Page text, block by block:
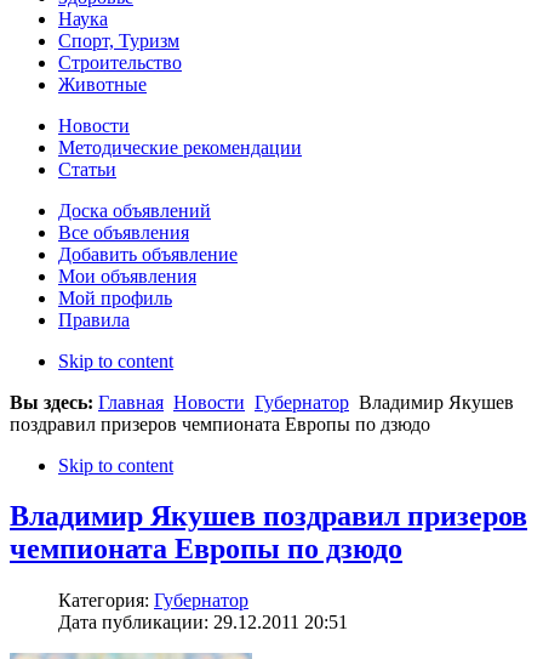
Наука
Спорт, Туризм
Строительство
Животные
Новости
Методические рекомендации
Статьи
Доска объявлений
Все объявления
Добавить объявление
Мои объявления
Мой профиль
Правила
Skip to content
Вы здесь: Главная Новости Губернатор Владимир Якушев
поздравил призеров чемпионата Европы по дзюдо
Skip to content
Владимир Якушев поздравил призеров
чемпионата Европы по дзюдо
Категория: Губернатор
Дата публикации: 29.12.2011 20:51